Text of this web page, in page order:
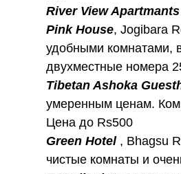
River View Apartmants
Pink House, Jogibara
удобными комнатами,
двухместные номера
Tibetan Ashoka
умеренным ценам.
Цена до Rs500
Green Hotel , Bhagsu
чистые комнаты и